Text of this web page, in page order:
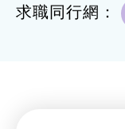
求職同行網：